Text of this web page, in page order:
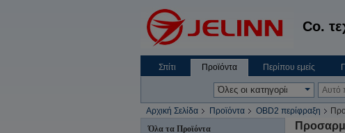
Co.
Σπίτι Προϊόντα Περίπου εμείς
Αρχική Σελίδα Προϊόντα OBD2 περίφραξη
Όλα τα Προϊόντα